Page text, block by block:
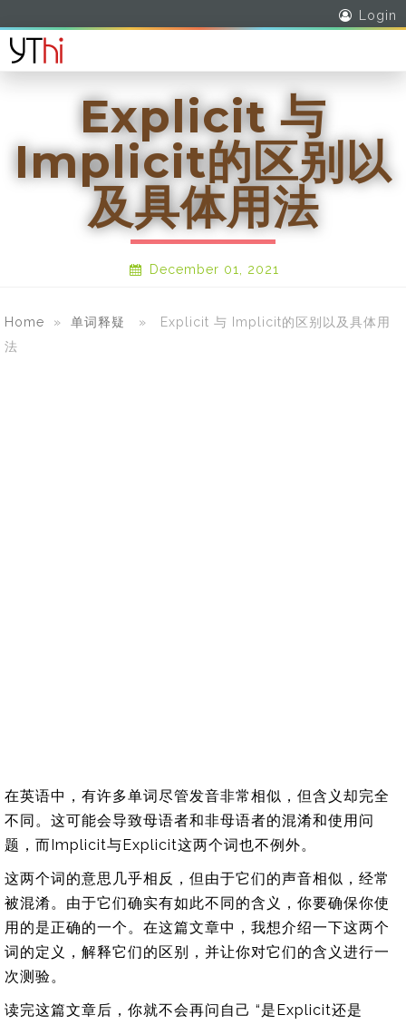
Login
Explicit 与
Implicit的区别以
及具体用法
December 01, 2021
Home » 单词释疑
» Explicit 与 Implicit的区别以及具体用
法
在英语中，有许多单词尽管发音非常相似，但含义却完全
不同。这可能会导致母语者和非母语者的混淆和使用问
题，而Implicit与Explicit这两个词也不例外。
这两个词的意思几乎相反，但由于它们的声音相似，经常
被混淆。由于它们确实有如此不同的含义，你要确保你使
用的是正确的一个。在这篇文章中，我想介绍一下这两个
词的定义，解释它们的区别，并让你对它们的含义进行一
次测验。
读完这篇文章后，你就不会再问自己 “是Explicit还是